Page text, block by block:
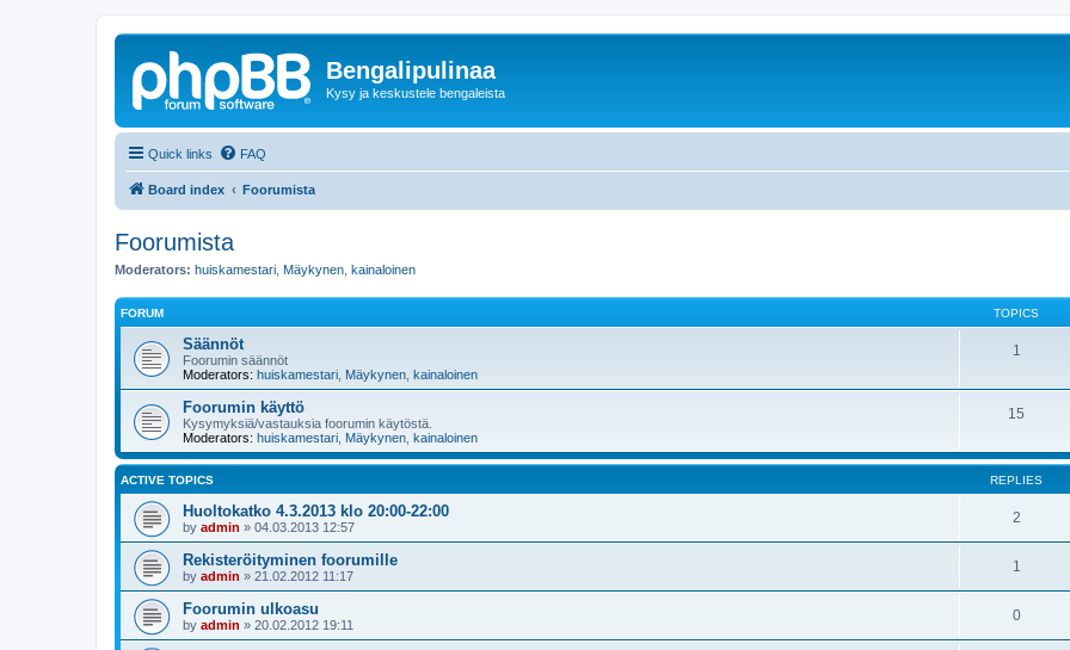
Bengalipulinaa
Kysy ja keskustele bengaleista
Quick links FAQ
Board index Foorumista
Foorumista
Moderators: huiskamestari Mäykynen kainaloinen
FORUM TOPICS
Säännöt
Foorumin säännöt
Moderators: huiskamestari Mäykynen kainaloinen
1
Foorumin käyttö
Kysymyksiä/vastauksia foorumin käytöstä.
Moderators: huiskamestari Mäykynen kainaloinen
15
ACTIVE TOPICS REPLIES
Huoltokatko 4.3.2013 klo 20:00-22:00
by admin » 04.03.2013 12:57
2
Rekisteröityminen foorumille
by admin » 21.02.2012 11:17
1
Foorumin ulkoasu
by admin » 20.02.2012 19:11
0